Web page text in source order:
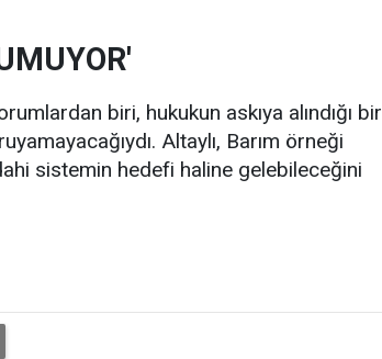
biri, hukukun askıya alındığı bir
Altaylı, Barım örneği
sistemin hedefi haline gelebileceğini